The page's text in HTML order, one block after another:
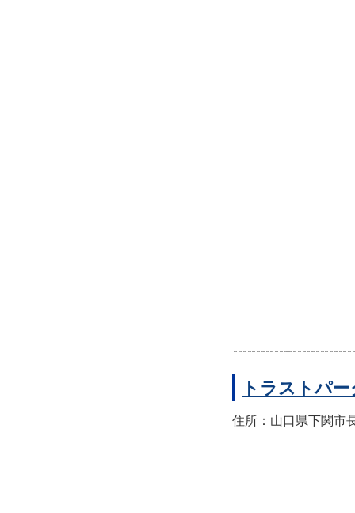
トラストパ
住所：山口県下関市